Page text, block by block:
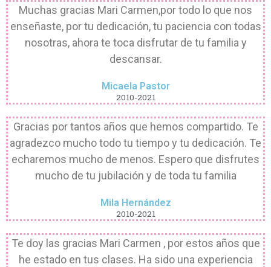
Muchas gracias Mari Carmen,por todo lo que nos
enseñaste, por tu dedicación, tu paciencia con todas
nosotras, ahora te toca disfrutar de tu familia y
descansar.
Micaela Pastor
2010-2021
Gracias por tantos años que hemos compartido. Te
agradezco mucho todo tu tiempo y tu dedicación. Te
echaremos mucho de menos. Espero que disfrutes
mucho de tu jubilación y de toda tu familia
Mila Hernández
2010-2021
Te doy las gracias Mari Carmen , por estos años que
he estado en tus clases. Ha sido una experiencia